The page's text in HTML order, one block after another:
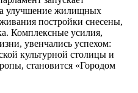
улучшение жилищных
постройки снесены,
Комплексные усилия,
увенчались успехом:
культурной столицы и
становится «Городом